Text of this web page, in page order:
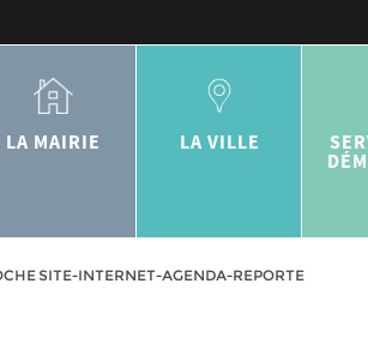
LA MAIRIE LA VILLE
SITE-INTERNET-AGENDA-REPORTE